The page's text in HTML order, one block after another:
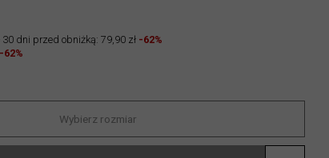
dni przed obniżką: 79,90 zł -62%
-62%
Wybierz rozmiar